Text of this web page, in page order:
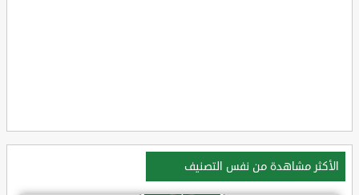
الأكثر مشاهدة من نفس التصنيف